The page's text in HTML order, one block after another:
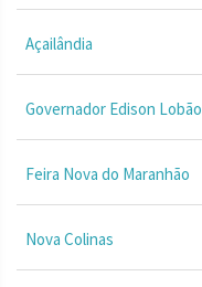
Açailândia
Governador Edison Lobão
Feira Nova do Maranhão
Nova Colinas